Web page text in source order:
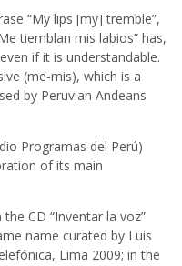
“My lips [my] tremble”,
tiemblan mis labios” has,
if it is understandable.
(me-mis), which is a
by Peruvian Andeans
Programas del Perú)
of its main
the CD “Inventar la voz”
name curated by Luis
Lima 2009; in the